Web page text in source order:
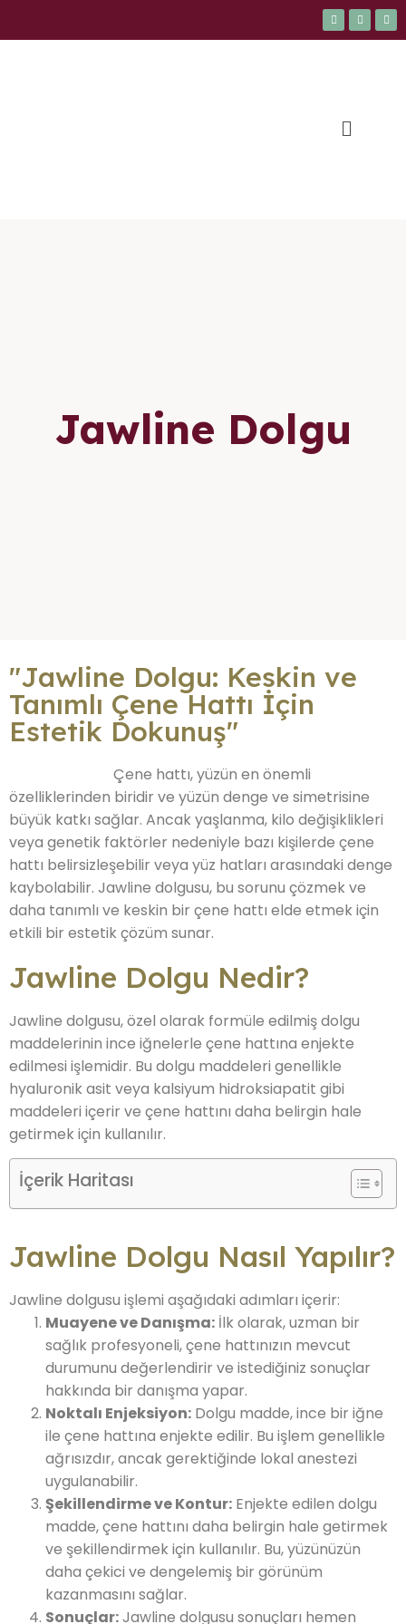
Jawline Dolgu
"Jawline Dolgu: Keskin ve
Tanımlı Çene Hattı İçin
Estetik Dokunuş"
Çene hattı, yüzün en önemli
özelliklerinden biridir ve yüzün denge ve simetrisine
büyük katkı sağlar. Ancak yaşlanma, kilo değişiklikleri
veya genetik faktörler nedeniyle bazı kişilerde çene
hattı belirsizleşebilir veya yüz hatları arasındaki denge
kaybolabilir. Jawline dolgusu, bu sorunu çözmek ve
daha tanımlı ve keskin bir çene hattı elde etmek için
etkili bir estetik çözüm sunar.
Jawline Dolgu Nedir?
Jawline dolgusu, özel olarak formüle edilmiş dolgu
maddelerinin ince iğnelerle çene hattına enjekte
edilmesi işlemidir. Bu dolgu maddeleri genellikle
hyaluronik asit veya kalsiyum hidroksiapatit gibi
maddeleri içerir ve çene hattını daha belirgin hale
getirmek için kullanılır.
İçerik Haritası
Jawline Dolgu Nasıl Yapılır?
Jawline dolgusu işlemi aşağıdaki adımları içerir:
Muayene ve Danışma: İlk olarak, uzman bir
sağlık profesyoneli, çene hattınızın mevcut
durumunu değerlendirir ve istediğiniz sonuçlar
hakkında bir danışma yapar.
Noktalı Enjeksiyon: Dolgu madde, ince bir iğne
ile çene hattına enjekte edilir. Bu işlem genellikle
ağrısızdır, ancak gerektiğinde lokal anestezi
uygulanabilir.
Şekillendirme ve Kontur: Enjekte edilen dolgu
madde, çene hattını daha belirgin hale getirmek
ve şekillendirmek için kullanılır. Bu, yüzünüzün
daha çekici ve dengelemiş bir görünüm
kazanmasını sağlar.
Sonuçlar:Jawline dolgusu sonuçları hemen